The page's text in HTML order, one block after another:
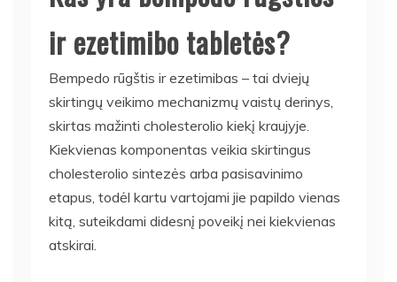
ir ezetimibo tabletės?
Bempedo rūgštis ir ezetimibas – tai dviejų
skirtingų veikimo mechanizmų vaistų derinys,
skirtas mažinti cholesterolio kiekį kraujyje.
Kiekvienas komponentas veikia skirtingus
cholesterolio sintezės arba pasisavinimo
etapus, todėl kartu vartojami jie papildo vienas
kitą, suteikdami didesnį poveikį nei kiekvienas
atskirai.